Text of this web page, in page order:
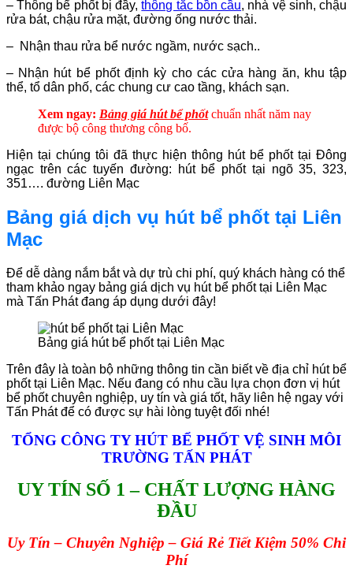
– Thông bể phốt bị đầy,thông tắc bồn cầu, nhà vệ sinh, chậu
rửa bát, chậu rửa mặt, đường ống nước thải.
– Nhận thau rửa bể nước ngầm, nước sạch..
– Nhận hút bể phốt định kỳ cho các cửa hàng ăn, khu tập
thể, tổ dân phố, các chung cư cao tầng, khách sạn.
Xem ngay: Bảng giá hút bể phốtchuẩn nhất năm nay
được bộ công thương công bố.
Hiện tại chúng tôi đã thực hiện thông hút bể phốt tại Đông
ngạc trên các tuyến đường: hút bể phốt tại ngõ 35, 323,
351…. đường Liên Mạc
Bảng giá dịch vụ hút bể phốt tại Liên
Mạc
Để dễ dàng nắm bắt và dự trù chi phí, quý khách hàng có thể
tham khảo ngay bảng giá dịch vụ hút bể phốt tại Liên Mạc
mà Tấn Phát đang áp dụng dưới đây!
Bảng giá hút bể phốt tại Liên Mạc
Trên đây là toàn bộ những thông tin cần biết về địa chỉ hút bể
phốt tại Liên Mạc. Nếu đang có nhu cầu lựa chọn đơn vị hút
bể phốt chuyên nghiệp, uy tín và giá tốt, hãy liên hệ ngay với
Tấn Phát để có được sự hài lòng tuyệt đối nhé!
TỔNG CÔNG TY HÚT BỂ PHỐT VỆ SINH MÔI
TRƯỜNG TẤN PHÁT
UY TÍN SỐ 1 – CHẤT LƯỢNG HÀNG
ĐẦU
Uy Tín – Chuyên Nghiệp – Giá Rẻ Tiết Kiệm 50% Chi
Phí